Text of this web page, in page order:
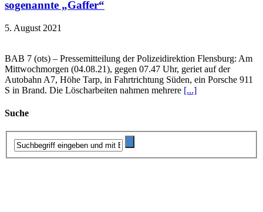
sogenannte „Gaffer“
5. August 2021
BAB 7 (ots) – Pressemitteilung der Polizeidirektion Flensburg: Am
Mittwochmorgen (04.08.21), gegen 07.47 Uhr, geriet auf der
Autobahn A7, Höhe Tarp, in Fahrtrichtung Süden, ein Porsche 911
S in Brand. Die Löscharbeiten nahmen mehrere [...]
Suche